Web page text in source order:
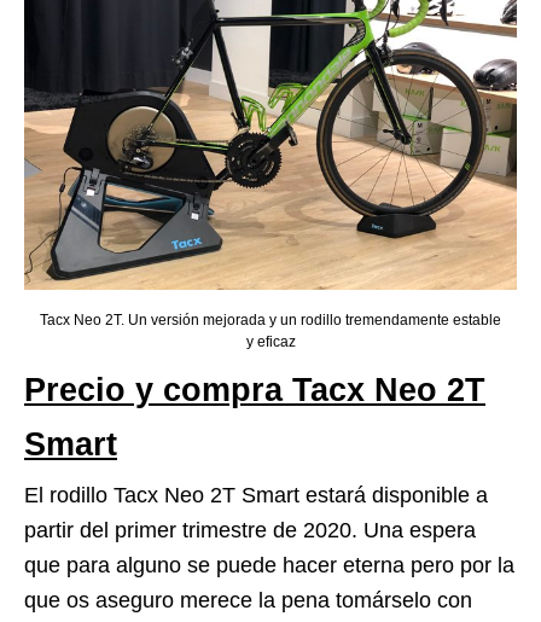
Tacx Neo 2T. Un versión mejorada y un rodillo tremendamente estable
y eficaz
Precio y compra Tacx Neo 2T
Smart
El rodillo Tacx Neo 2T Smart estará disponible a
partir del primer trimestre de 2020. Una espera
que para alguno se puede hacer eterna pero por la
que os aseguro merece la pena tomárselo con